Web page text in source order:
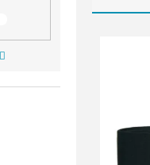
e